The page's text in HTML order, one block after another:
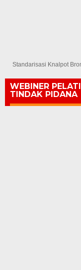
Standarisasi Knalpot
WEBINER
TINDAK PIDANA